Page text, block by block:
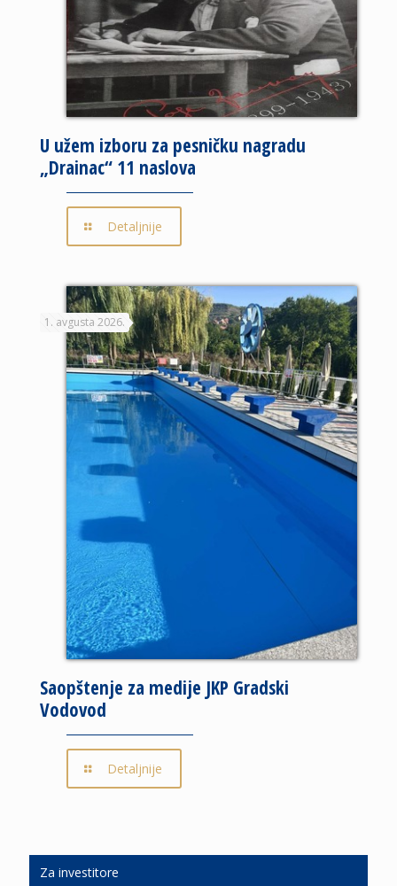
U užem izboru za pesničku nagradu
„Drainac“ 11 naslova
Detaljnije
1. avgusta 2026.
Saopštenje za medije JKP Gradski
Vodovod
Detaljnije
Za investitore